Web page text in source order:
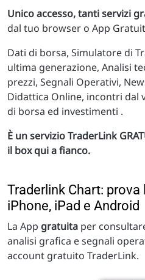
Unico accesso, tanti servizi
dal tuo browser o App
Dati di borsa, Simulatore di
ultima generazione, Analisi
prezzi, Segnali Operativi,
Didattica Online, incontri dal
di borsa ed investimenti .
È un servizio TraderLink
il box qui a fianco.
Traderlink Chart:
iPhone, iPad e Android
La App gratuita per
analisi grafica e segnali
account gratuito TraderLink.